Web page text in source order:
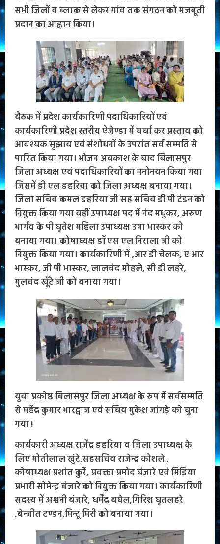
सभी जिलों व ब्लाक से लेकर गांव तक संगठन को मजबूती
प्रदान का आह्वान किया।
बैठक में प्रदेश कार्यकारिणी पदाधिकारियों एवं
कार्यकारिणी प्रदेश स्तरीय ऐजेण्डा में चर्चा कर प्रस्ताव को
आवश्यक सुझाव एवं संशोधनों के उपरांत सर्व सम्मति से
पारित किया गया। भोजन अवकाश के बाद बिलासपुर
जिला अध्यक्ष एवं पदाधिकारियों का मनोनयन किया गया
जिसमें डी एल डहरिया को जिला अध्यक्ष बनाया गया।
जिला सचिव कमल डहरिया जी सह सचिव डी पी टंडन को
नियुक्त किया गया वहीं उपाध्यक्ष पद में नंद मधुकर, अरुण
भार्गव के पी घृतेश महिला उपाध्यक्ष उषा भास्कर को
बनाया गया। कोषाध्यक्ष डॉ एस एल निराला जी को
नियुक्त किया गया। कार्यकारिणी में ,आर डी चेलक, ए आर
भास्कर, जी पी भास्कर, लालचंद मोहले, सी डी लहरे,
मुलचंद खूँटे जी को बनाया गया।
युवा प्रकोष्ठ बिलासपुर जिला अध्यक्ष के रुप में सर्वसम्मति
से महेंद्र कुमार भारद्वाज एवं सचिव मुकेश जांगड़े को चुना
गया !
कार्यकारी अध्यक्ष राजेंद्र डहरिया व जिला उपाध्यक्ष के
लिए मोतीलाल खुंटे,सहसचिव राजेन्द्र कोशले ,
कोषाध्यक्ष प्रशांत कुर्रे, प्रवक्ता प्रमोद बंजारे एवं मिडिया
प्रभारी सोमेन्द्र बंजारे को नियुक्त किया गया। कार्यकारिणी
सदस्य में अश्वनी बंजारे, धर्मेंद्र बघेल,गिरिश घृतलहरे
,बेन्जीत टण्डन,मिन्टू मिरी को बनाया गया।